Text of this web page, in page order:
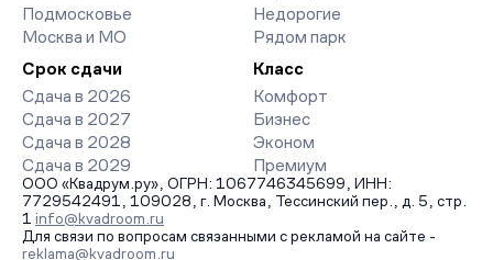
Подмосковье
Москва и МО
Недорогие
Рядом парк
Срок сдачи
Сдача в 2026
Сдача в 2027
Сдача в 2028
Сдача в 2029
Класс
Комфорт
Бизнес
Эконом
Премиум
ООО «Квадрум.ру», ОГРН: 1067746345699, ИНН:
7729542491, 109028, г. Москва, Тессинский пер., д. 5, стр.
1 info@kvadroom.ru
Для связи по вопросам связанными с рекламой на сайте -
reklama@kvadroom.ru